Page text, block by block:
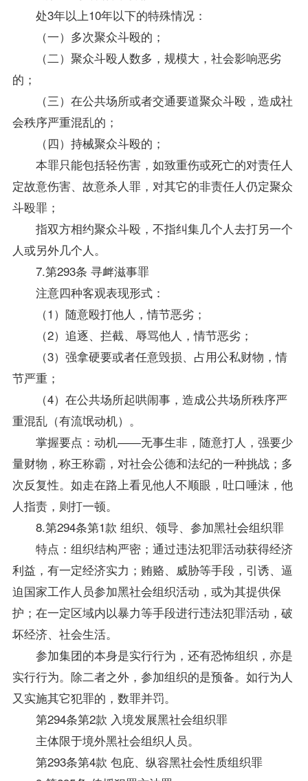
处3年以上10年以下的特殊情况：
（一）多次聚众斗殴的；
（二）聚众斗殴人数多，规模大，社会影响恶劣
的；
（三）在公共场所或者交通要道聚众斗殴，造成社
会秩序严重混乱的；
（四）持械聚众斗殴的；
本罪只能包括轻伤害，如致重伤或死亡的对责任人
定故意伤害、故意杀人罪，对其它的非责任人仍定聚众
斗殴罪；
指双方相约聚众斗殴，不指纠集几个人去打另一个
人或另外几个人。
7.第293条 寻衅滋事罪
注意四种客观表现形式：
（1）随意殴打他人，情节恶劣；
（2）追逐、拦截、辱骂他人，情节恶劣；
（3）强拿硬要或者任意毁损、占用公私财物，情
节严重；
（4）在公共场所起哄闹事，造成公共场所秩序严
重混乱（有流氓动机）。
掌握要点：动机――无事生非，随意打人，强要少
量财物，称王称霸，对社会公德和法纪的一种挑战；多
次反复性。如走在路上看见他人不顺眼，吐口唾沫，他
人指责，则打一顿。
8.第294条第1款 组织、领导、参加黑社会组织罪
特点：组织结构严密；通过违法犯罪活动获得经济
利益，有一定经济实力；贿赂、威胁等手段，引诱、逼
迫国家工作人员参加黑社会组织活动，或为其提供保
护；在一定区域内以暴力等手段进行违法犯罪活动，破
坏经济、社会生活。
参加集团的本身是实行行为，还有恐怖组织，亦是
实行行为。除二者之外，参加组织的是预备。如行为人
又实施其它犯罪的，数罪并罚。
第294条第2款 入境发展黑社会组织罪
主体限于境外黑社会组织人员。
第293条第4款 包庇、纵容黑社会性质组织罪